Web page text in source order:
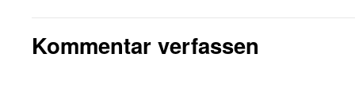
Kommentar verfassen